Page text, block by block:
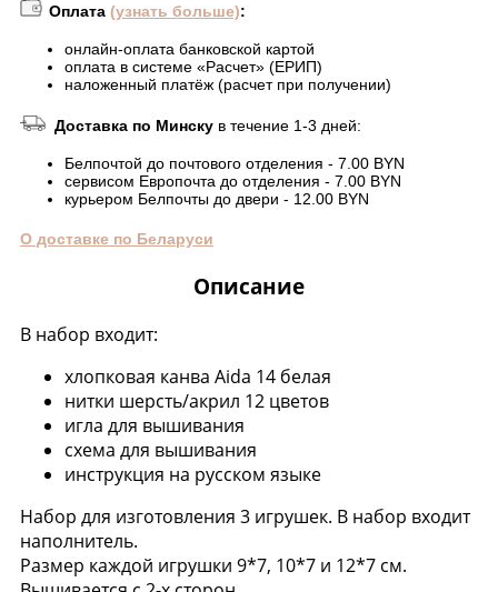
Оплата (узнать больше):
онлайн-оплата банковской картой
оплата в системе «Расчет» (ЕРИП)
наложенный платёж (расчет при получении)
Доставка по Минску в течение 1-3 дней:
Белпочтой до почтового отделения - 7.00 BYN
сервисом Европочта до отделения - 7.00 BYN
курьером Белпочты до двери - 12.00 BYN
О доставке по Беларуси
Описание
В набор входит:
хлопковая канва Aida 14 белая
нитки шерсть/акрил 12 цветов
игла для вышивания
схема для вышивания
инструкция на русском языке
Набор для изготовления 3 игрушек. В набор входит
наполнитель.
Размер каждой игрушки 9*7, 10*7 и 12*7 см.